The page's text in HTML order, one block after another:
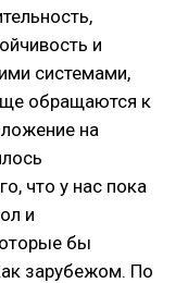
и
системами,
обращаются к
на
что у нас пока
и
бы
зарубежом. По